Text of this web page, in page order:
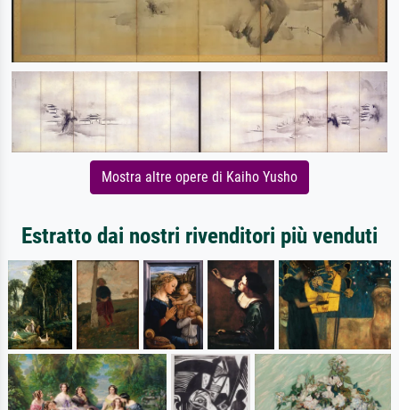
Mostra altre opere di Kaiho Yusho
Estratto dai nostri rivenditori più venduti